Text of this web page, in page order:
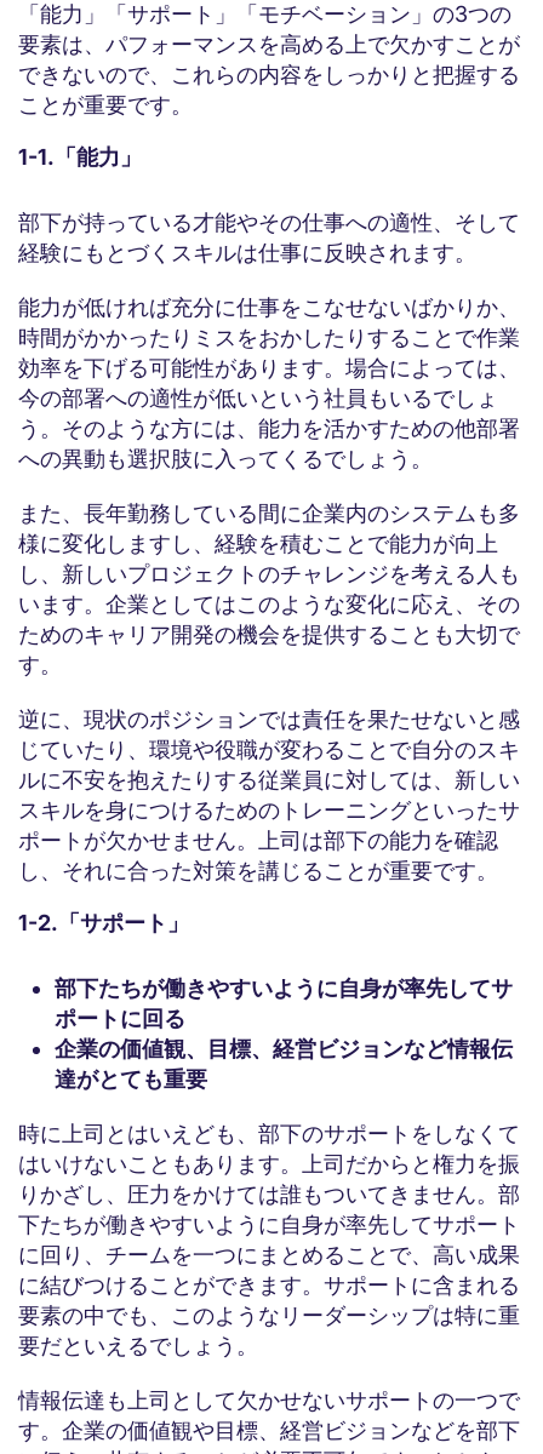
「能力」「サポート」「モチベーション」の3つの
要素は、パフォーマンスを高める上で欠かすことが
できないので、これらの内容をしっかりと把握する
ことが重要です。
1-1.「能力」
部下が持っている才能やその仕事への適性、そして
経験にもとづくスキルは仕事に反映されます。
能力が低ければ充分に仕事をこなせないばかりか、
時間がかかったりミスをおかしたりすることで作業
効率を下げる可能性があります。場合によっては、
今の部署への適性が低いという社員もいるでしょ
う。そのような方には、能力を活かすための他部署
への異動も選択肢に入ってくるでしょう。
また、長年勤務している間に企業内のシステムも多
様に変化しますし、経験を積むことで能力が向上
し、新しいプロジェクトのチャレンジを考える人も
います。企業としてはこのような変化に応え、その
ためのキャリア開発の機会を提供することも大切で
す。
逆に、現状のポジションでは責任を果たせないと感
じていたり、環境や役職が変わることで自分のスキ
ルに不安を抱えたりする従業員に対しては、新しい
スキルを身につけるためのトレーニングといったサ
ポートが欠かせません。上司は部下の能力を確認
し、それに合った対策を講じることが重要です。
1-2.「サポート」
部下たちが働きやすいように自身が率先してサ
ポートに回る
企業の価値観、目標、経営ビジョンなど情報伝
達がとても重要
時に上司とはいえども、部下のサポートをしなくて
はいけないこともあります。上司だからと権力を振
りかざし、圧力をかけては誰もついてきません。部
下たちが働きやすいように自身が率先してサポート
に回り、チームを一つにまとめることで、高い成果
に結びつけることができます。サポートに含まれる
要素の中でも、このようなリーダーシップは特に重
要だといえるでしょう。
情報伝達も上司として欠かせないサポートの一つで
す。企業の価値観や目標、経営ビジョンなどを部下